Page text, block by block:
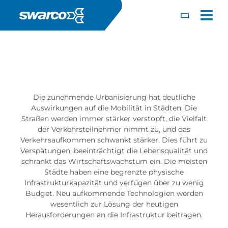
Toggle
Choose your country:
Africa
Albania
Produkte Software
Die zunehmende Urbanisierung hat deutliche
Auswirkungen auf die Mobilität in Städten. Die
Straßen werden immer stärker verstopft, die Vielfalt
der Verkehrsteilnehmer nimmt zu, und das
Verkehrsaufkommen schwankt stärker. Dies führt zu
Verspätungen, beeinträchtigt die Lebensqualität und
schränkt das Wirtschaftswachstum ein. Die meisten
Städte haben eine begrenzte physische
Infrastrukturkapazität und verfügen über zu wenig
Budget. Neu aufkommende Technologien werden
wesentlich zur Lösung der heutigen
Herausforderungen an die Infrastruktur beitragen.